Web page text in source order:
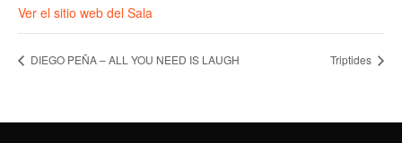
Ver el sitio web del Sala
DIEGO PEÑA – ALL YOU NEED IS LAUGH Triptides